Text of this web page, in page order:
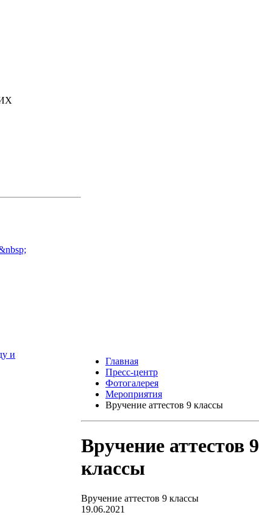
Главная
Пресс-центр
Фотогалерея
Мероприятия
Вручение аттестов 9 классы
Вручение аттестов 9
классы
Вручение аттестов 9 классы
19.06.2021